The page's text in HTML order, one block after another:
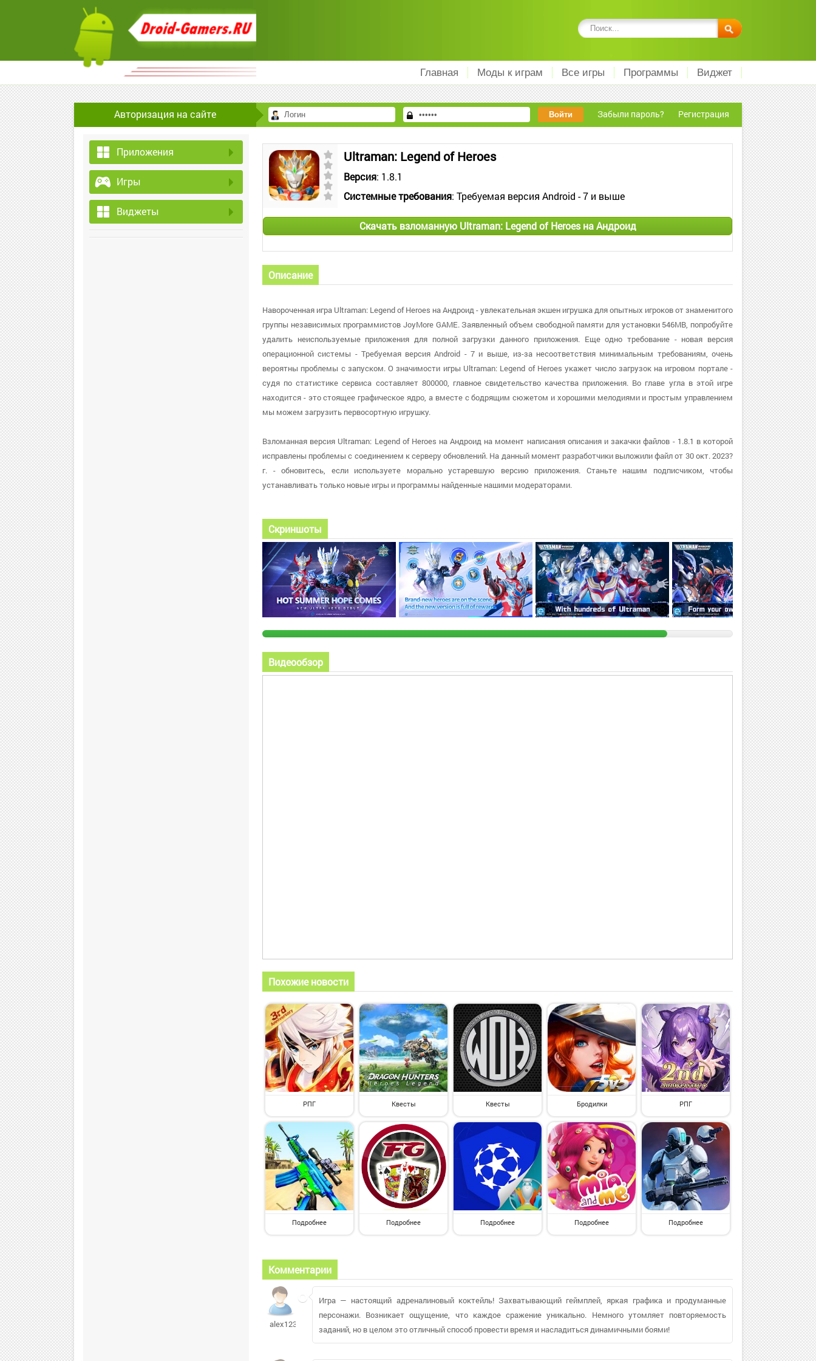
Главная Моды к играм Все игры Программы Виджет
Авторизация на сайте Забыли пароль? Регистрация
Приложения
Игры
Виджеты
Ultraman: Legend of Heroes
Версия: 1.8.1
Системные требования: Требуемая версия Android - 7 и выше
Скачать взломанную Ultraman: Legend of Heroes на Андроид
Описание
Навороченная игра Ultraman: Legend of Heroes на Андроид - увлекательная экшен игрушка для опытных игроков от знаменитого
группы независимых программистов JoyMore GAME. Заявленный объем свободной памяти для установки 546MB, попробуйте
удалить неиспользуемые приложения для полной загрузки данного приложения. Еще одно требование - новая версия
операционной системы - Требуемая версия Android - 7 и выше, из-за несоответствия минимальным требованиям, очень
вероятны проблемы с запуском. О значимости игры Ultraman: Legend of Heroes укажет число загрузок на игровом портале -
судя по статистике сервиса составляет 800000, главное свидетельство качества приложения. Во главе угла в этой игре
находится - это стоящее графическое ядро, а вместе с бодрящим сюжетом и хорошими мелодиями и простым управлением
мы можем загрузить первосортную игрушку.
Взломанная версия Ultraman: Legend of Heroes на Андроид на момент написания описания и закачки файлов - 1.8.1 в которой
исправлены проблемы с соединением к серверу обновлений. На данный момент разработчики выложили файл от 30 окт. 2023?
г. - обновитесь, если используете морально устаревшую версию приложения. Станьте нашим подписчиком, чтобы
устанавливать только новые игры и программы найденные нашими модераторами.
Скриншоты
Видеообзор
Похожие новости
РПГ Квесты Квесты Бродилки РПГ
Подробнее Подробнее Подробнее Подробнее Подробнее
Комментарии
alex12394
Игра — настоящий адреналиновый коктейль! Захватывающий геймплей, яркая графика и продуманные
персонажи. Возникает ощущение, что каждое сражение уникально. Немного утомляет повторяемость
заданий, но в целом это отличный способ провести время и насладиться динамичными боями!